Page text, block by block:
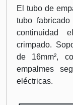
El tubo de
tubo
continuidad
crimpado.
de 16mm²,
empalmes
eléctricas.